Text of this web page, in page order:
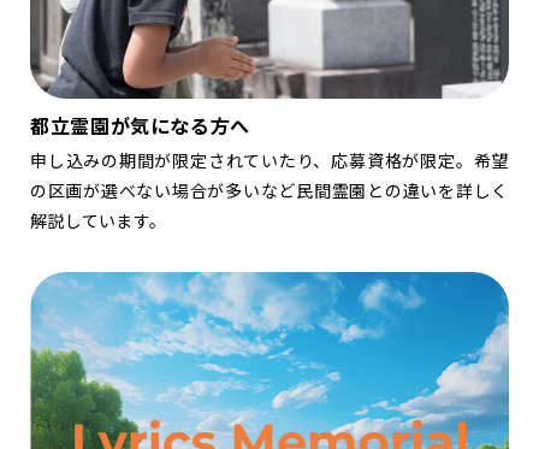
都立霊園が気になる方へ
申し込みの期間が限定されていたり、応募資格が限定。希望
の区画が選べない場合が多いなど民間霊園との違いを詳しく
解説しています。